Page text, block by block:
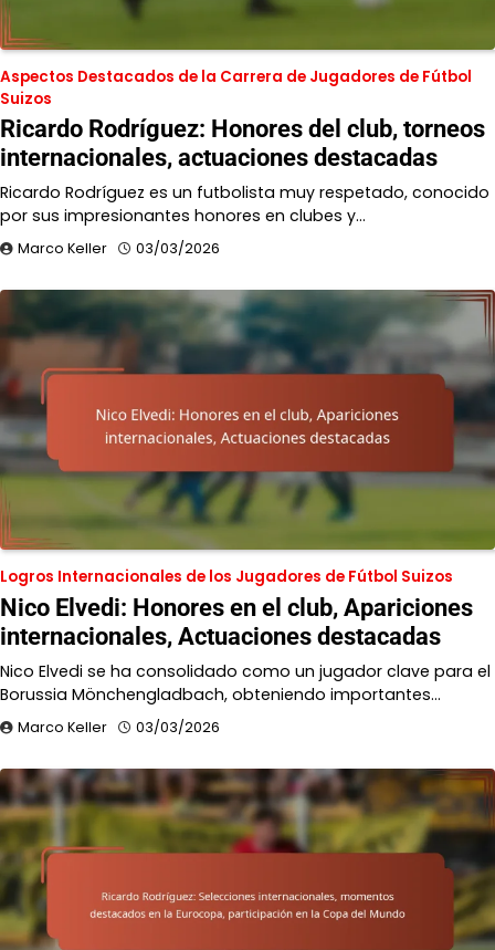
Aspectos Destacados de la Carrera de Jugadores de Fútbol
Suizos
Ricardo Rodríguez: Honores del club, torneos
internacionales, actuaciones destacadas
Ricardo Rodríguez es un futbolista muy respetado, conocido
por sus impresionantes honores en clubes y…
Marco Keller 03/03/2026
Logros Internacionales de los Jugadores de Fútbol Suizos
Nico Elvedi: Honores en el club, Apariciones
internacionales, Actuaciones destacadas
Nico Elvedi se ha consolidado como un jugador clave para el
Borussia Mönchengladbach, obteniendo importantes…
Marco Keller 03/03/2026